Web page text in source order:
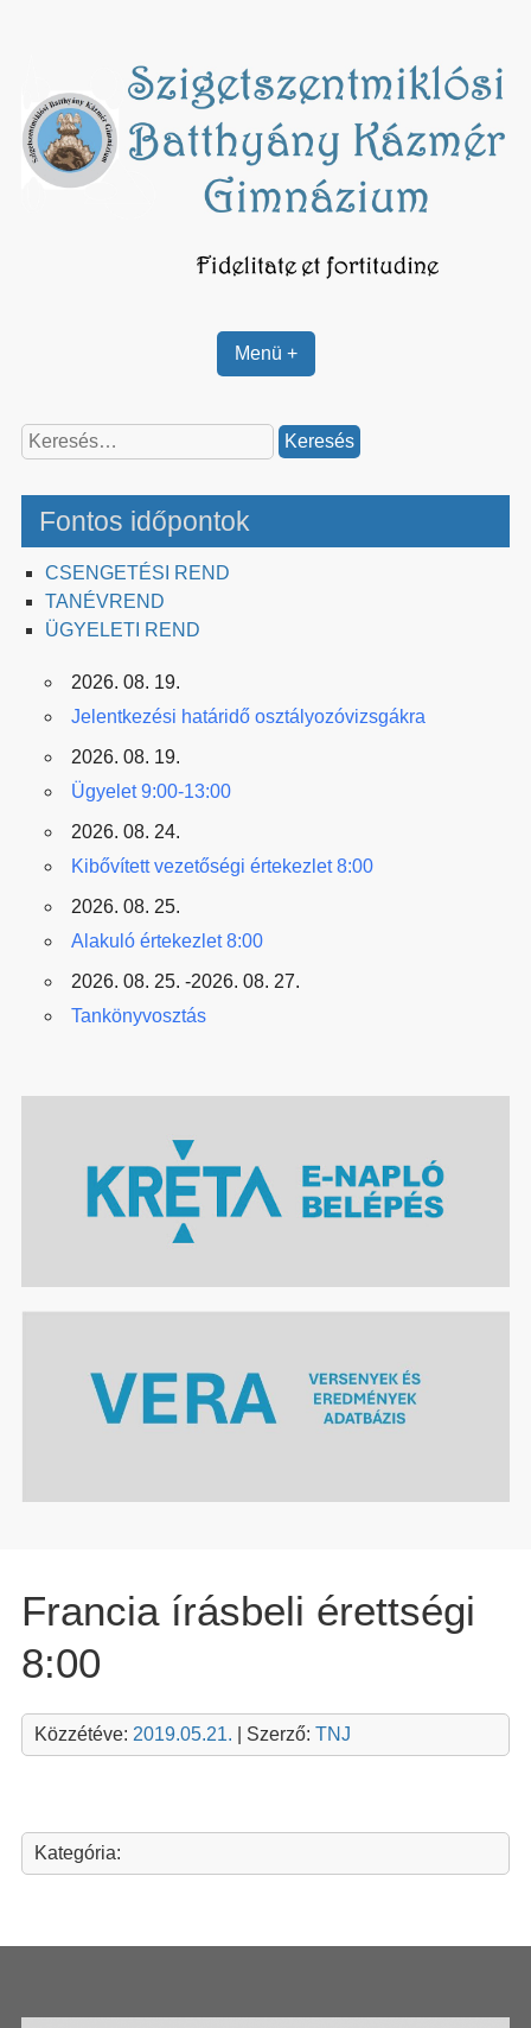
Menü +
Keresés:
Fontos időpontok
CSENGETÉSI REND
TANÉVREND
ÜGYELETI REND
2026. 08. 19.
Jelentkezési határidő osztályozóvizsgákra
2026. 08. 19.
Ügyelet 9:00-13:00
2026. 08. 24.
Kibővített vezetőségi értekezlet 8:00
2026. 08. 25.
Alakuló értekezlet 8:00
2026. 08. 25. -2026. 08. 27.
Tankönyvosztás
Francia írásbeli érettségi
8:00
Közzétéve: 2019.05.21. | Szerző: TNJ
Kategória: